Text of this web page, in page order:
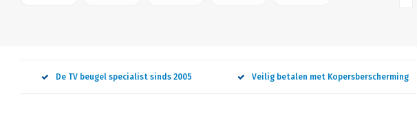
De TV beugel specialist sinds 2005 Veilig betalen met Kopersberscherming